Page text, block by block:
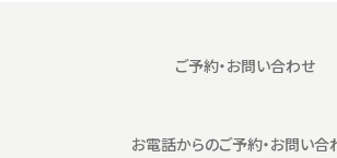
ご予約・お問い合わせ
お電話からのご予約・お問い合